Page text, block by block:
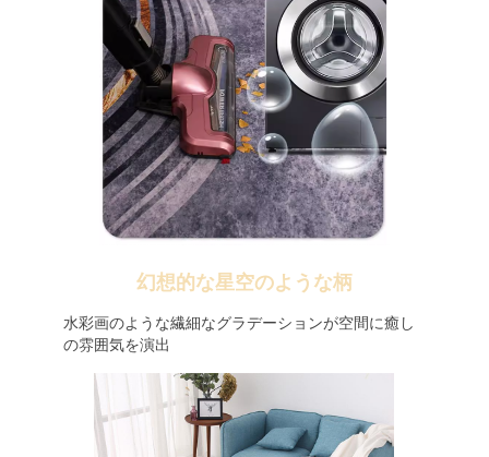
幻想的な星空のような柄
水彩画のような繊細なグラデーションが空間に癒し
の雰囲気を演出